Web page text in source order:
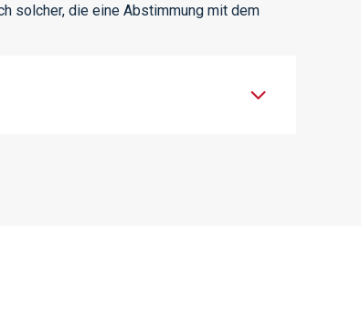
solcher, die eine Abstimmung mit dem